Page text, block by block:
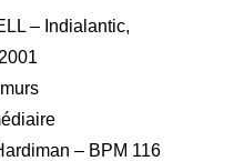
– Indialantic,
– BPM 116